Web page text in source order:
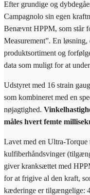
Efter grundige og
Campagnolo sin egen
Benævnt HPPM, som står
Measurement”. En
produktsortiment og
data som muligt for at
Udstyret med 16 strain
som kombineret med en
nøjagtighed.
måles hvert femte
Lavet med en Ultra-Torque
kulfiberhåndsvinger
giver kranksættet med
for at frigive al den kraft,
kæderinge er tilgængelige: